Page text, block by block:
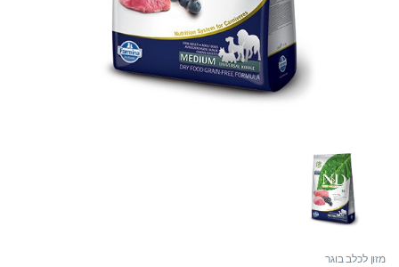
מזון לכלב בוגר